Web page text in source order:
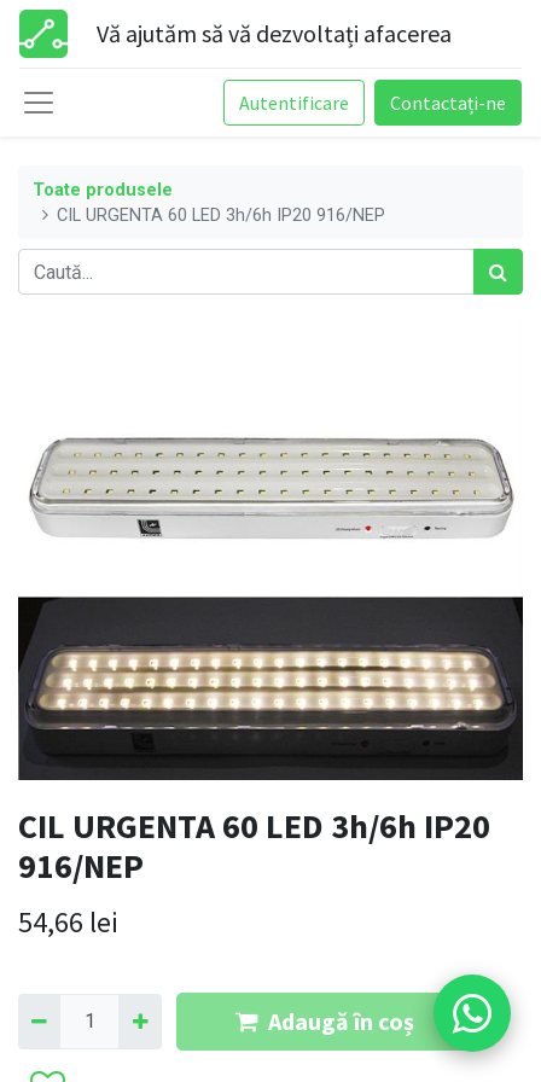
Vă ajutăm să vă dezvoltați afacerea
Autentificare Contactați-ne
Toate produsele
CIL URGENTA 60 LED 3h/6h IP20 916/NEP
CIL URGENTA 60 LED 3h/6h IP20
916/NEP
54,66 lei
Adaugă în coș